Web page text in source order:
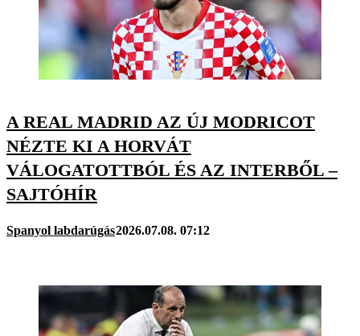
A REAL MADRID AZ ÚJ MODRICOT
NÉZTE KI A HORVÁT
VÁLOGATOTTBÓL ÉS AZ INTERBŐL –
SAJTÓHÍR
Spanyol labdarúgás2026.07.08. 07:12